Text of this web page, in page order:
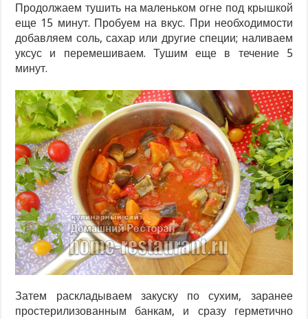
Продолжаем тушить на маленьком огне под крышкой
еще 15 минут. Пробуем на вкус. При необходимости
добавляем соль, сахар или другие специи; наливаем
уксус и перемешиваем. Тушим еще в течение 5
минут.
Затем раскладываем закуску по сухим, заранее
простерилизованным банкам, и сразу герметично